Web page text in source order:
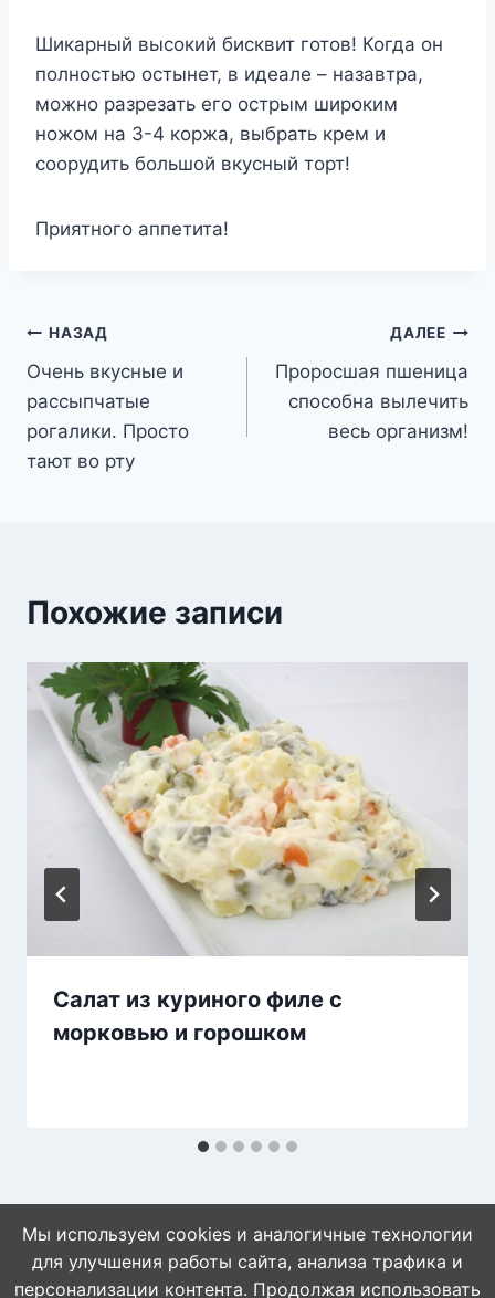
Шикарный высокий бисквит готов! Когда он
полностью остынет, в идеале – назавтра,
можно разрезать его острым широким
ножом на 3-4 коржа, выбрать крем и
соорудить большой вкусный торт!
Приятного аппетита!
Навигация
по
записям
НАЗАД
Очень вкусные и
рассыпчатые
рогалики. Просто
тают во рту
ДАЛЕЕ
Проросшая пшеница
способна вылечить
весь организм!
Похожие записи
Салат из куриного филе с
морковью и горошком
Мы используем cookies и аналогичные технологии
для улучшения работы сайта, анализа трафика и
персонализации контента. Продолжая использовать